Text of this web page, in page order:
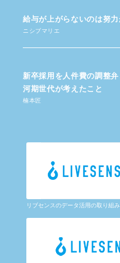
給与が​上がらないのは​努
ニシブマリエ
新卒採用を​人件費の​調整
河期世代が​考えた​こと
楠本匠
リブセンスのデータ活用の取り組